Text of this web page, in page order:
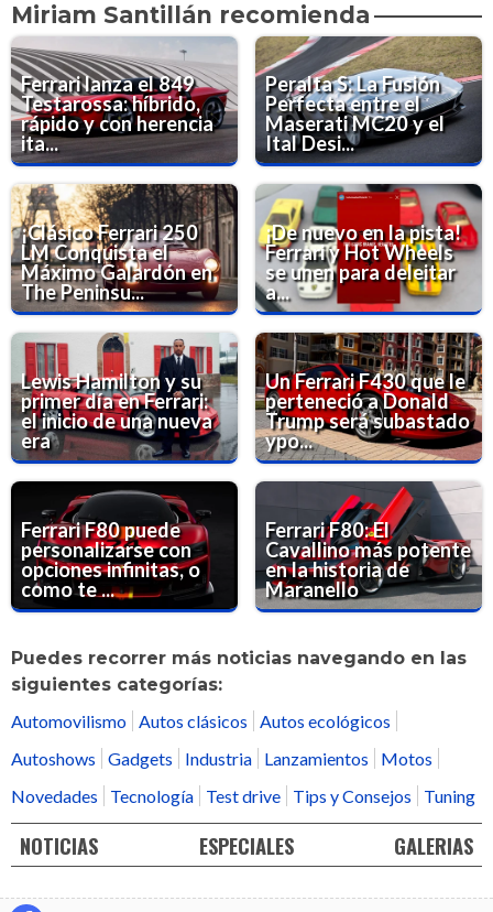
Miriam Santillán recomienda
Ferrari lanza el 849
Testarossa: híbrido,
rápido y con herencia
ita...
Peralta S: La Fusión
Perfecta entre el
Maserati MC20 y el
Ital Desi...
¡Clásico Ferrari 250
LM Conquista el
Máximo Galardón en
The Peninsu...
¡De nuevo en la pista!
Ferrari y Hot Wheels
se unen para deleitar
a...
Lewis Hamilton y su
primer día en Ferrari:
el inicio de una nueva
era
Un Ferrari F430 que le
perteneció a Donald
Trump será subastado
ypo...
Ferrari F80 puede
personalizarse con
opciones infinitas, o
como te ...
Ferrari F80: El
Cavallino más potente
en la historia de
Maranello
Puedes recorrer más noticias navegando en las
siguientes categorías:
Automovilismo Autos clásicos
Autos ecológicos
Autoshows
Gadgets Industria Lanzamientos
Motos
Novedades
Tecnología Test drive Tips y Consejos Tuning
NOTICIAS ESPECIALES GALERIAS